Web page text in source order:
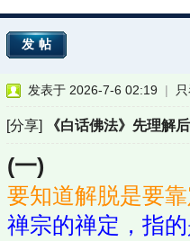
发帖
发表于 2026-7-6 02:19 |
[分享]《白话佛法》先理解
(一)
要知道解脱是要
禅宗的禅定，指